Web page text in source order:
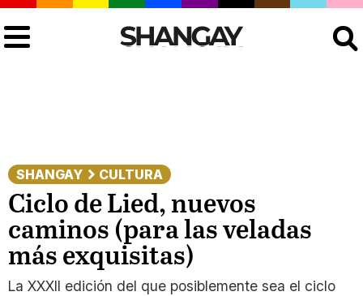
SHANGAY CULTURA
Ciclo de Lied, nuevos
caminos (para las veladas
más exquisitas)
La XXXII edición del que posiblemente sea el ciclo